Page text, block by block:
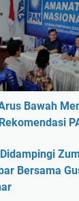
Bawah
Bersama